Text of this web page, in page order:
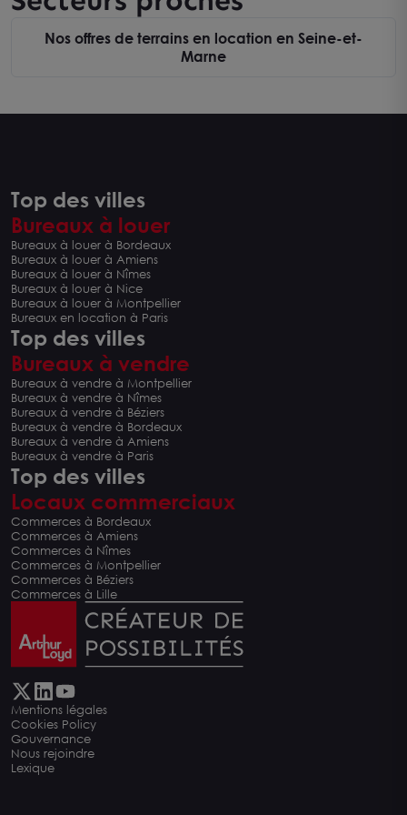
Nos offres de terrains en location en Seine-et-
Marne
Top des villes
Bureaux à louer
Bureaux à louer à Bordeaux
Bureaux à louer à Amiens
Bureaux à louer à Nîmes
Bureaux à louer à Nice
Bureaux à louer à Montpellier
Bureaux en location à Paris
Top des villes
Bureaux à vendre
Bureaux à vendre à Montpellier
Bureaux à vendre à Nîmes
Bureaux à vendre à Béziers
Bureaux à vendre à Bordeaux
Bureaux à vendre à Amiens
Bureaux à vendre à Paris
Top des villes
Locaux commerciaux
Commerces à Bordeaux
Commerces à Amiens
Commerces à Nîmes
Commerces à Montpellier
Commerces à Béziers
Commerces à Lille
Mentions légales
Cookies Policy
Gouvernance
Nous rejoindre
Lexique